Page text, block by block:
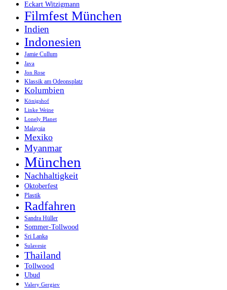
Eckart Witzigmann
Filmfest München
Indien
Indonesien
Jamie Cullum
Java
Jon Rose
Klassik am Odeonsplatz
Kolumbien
Königshof
Linke Weine
Lonely Planet
Malaysia
Mexiko
Myanmar
München
Nachhaltigkeit
Oktoberfest
Plastik
Radfahren
Sandra Hüller
Sommer-Tollwood
Sri Lanka
Sulavesie
Thailand
Tollwood
Ubud
Valery Gergiev